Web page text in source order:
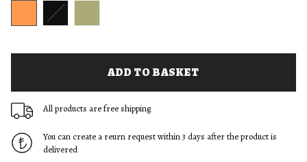
ADD TO BASKET
All products are free shipping
You can create a reurn request within 3 days after the product is
delivered